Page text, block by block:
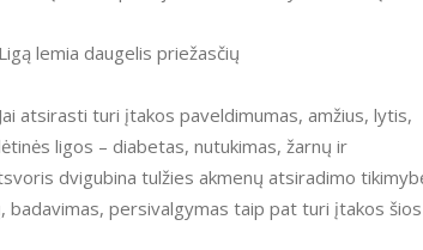
Ligą lemia daugelis priežasčių
Jai atsirasti turi įtakos paveldimumas, amžius, lytis,
ligos – diabetas, nutukimas, žarnų ir
dvigubina tulžies akmenų atsiradimo
badavimas, persivalgymas taip pat turi įtakos šios